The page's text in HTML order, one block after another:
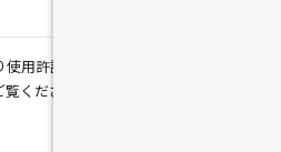
使用許諾されます。コードサンプルは
覧ください。Java は Oracle および関連会